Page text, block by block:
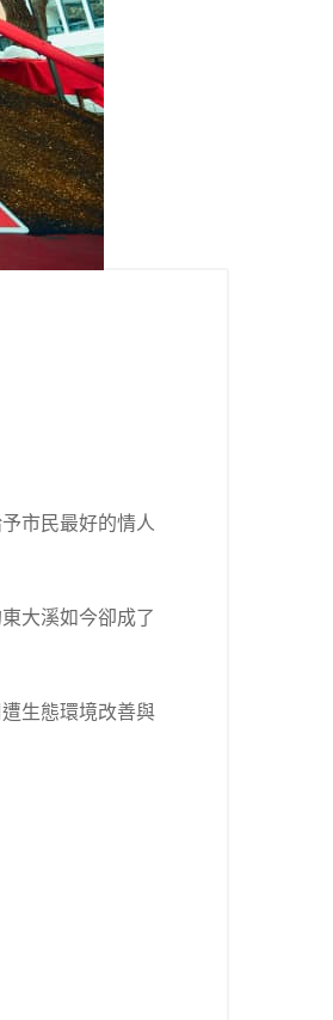
市民最好的情人
大溪如今卻成了
生態環境改善與